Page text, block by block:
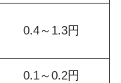
0.4～1.3円
0.1～0.2円